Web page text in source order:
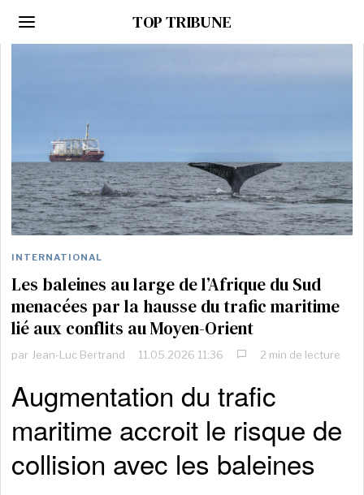
TOP TRIBUNE
INTERNATIONAL
Les baleines au large de l’Afrique du Sud
menacées par la hausse du trafic maritime
lié aux conflits au Moyen-Orient
par Jean-Luc Bertrand 11.05.2026 11:36 2 min de lecture
Augmentation du trafic
maritime accroit le risque de
collision avec les baleines